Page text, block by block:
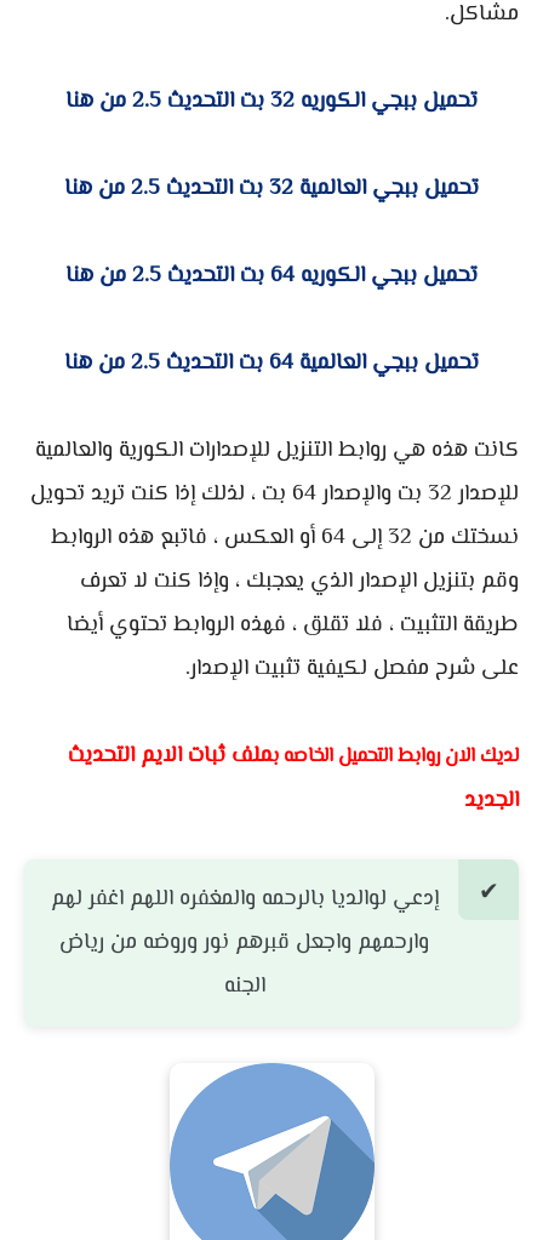
مشاكل.
تحميل ببجي الكوريه 32 بت التحديث 2.5 من هنا
تحميل ببجي العالمية 32 بت التحديث 2.5 من هنا
تحميل ببجي الكوريه 64 بت التحديث 2.5 من هنا
تحميل ببجي العالمية 64 بت التحديث 2.5 من هنا
كانت هذه هي روابط التنزيل للإصدارات الكورية والعالمية
للإصدار 32 بت والإصدار 64 بت ، لذلك إذا كنت تريد تحويل
نسختك من 32 إلى 64 أو العكس ، فاتبع هذه الروابط
وقم بتنزيل الإصدار الذي يعجبك ، وإذا كنت لا تعرف
طريقة التثبيت ، فلا تقلق ، فهذه الروابط تحتوي أيضا
على شرح مفصل لكيفية تثبيت الإصدار.
لديك الان روابط التحميل الخاصه بملف ثبات الايم التحديث
الجديد
إدعي لوالديا بالرحمه والمغفره اللهم اغفر لهم
وارحمهم واجعل قبرهم نور وروضه من رياض
الجنه